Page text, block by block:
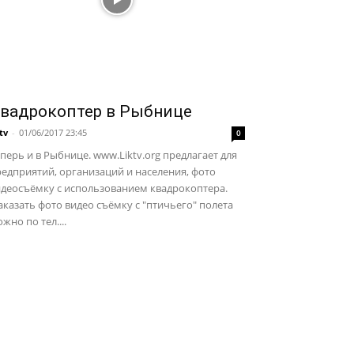
в Рыбнице
- 01/06/2017 23:45 0
и в Рыбнице. www.Liktv.org предлагает для
организаций и населения, фото
с использованием квадрокоптера.
фото видео съёмку с "птичьего" полета
по тел....